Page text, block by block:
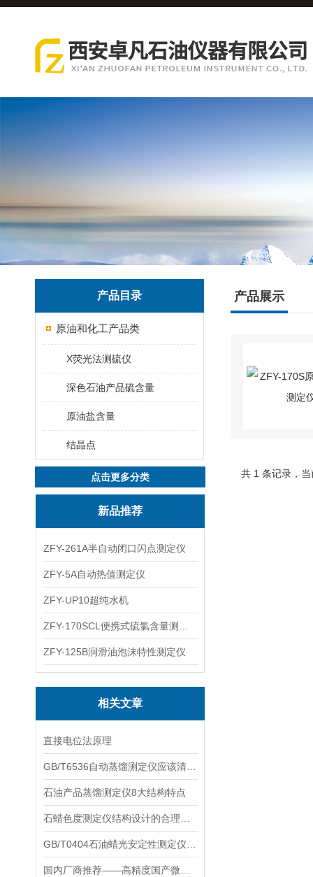
产品目录
原油和化工产品类
X荧光法测硫仪
深色石油产品硫含量
原油盐含量
结晶点
点击更多分类
新品推荐
ZFY-261A半自动闭口闪点测定仪
ZFY-5A自动热值测定仪
ZFY-UP10超纯水机
ZFY-125B润滑油泡沫特性测定仪
相关文章
直接电位法原理
石油产品蒸馏测定仪8大结构特点
产品展示
共 1 条记录，